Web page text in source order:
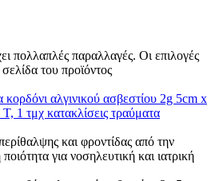
πολλαπλές παραλλαγές. Οι επιλογές
του προϊόντος